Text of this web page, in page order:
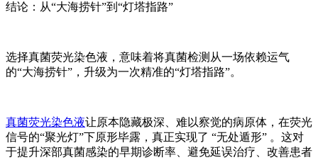
结论：从“大海捞针”到“灯塔指路”
选择真菌荧光染色液，意味着将真菌检测从一场依赖运气
的“大海捞针”，升级为一次精准的“灯塔指路”。
真菌荧光染色液让原本隐藏极深、难以察觉的病原体，在荧光
信号的“聚光灯”下原形毕露，真正实现了 “无处遁形” 。这对
于提升深部真菌感染的早期诊断率、避免延误治疗、改善患者